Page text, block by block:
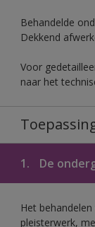
Behandelde
Dekkend
Voor
naar het
1. De
Het
pleisterwerk,